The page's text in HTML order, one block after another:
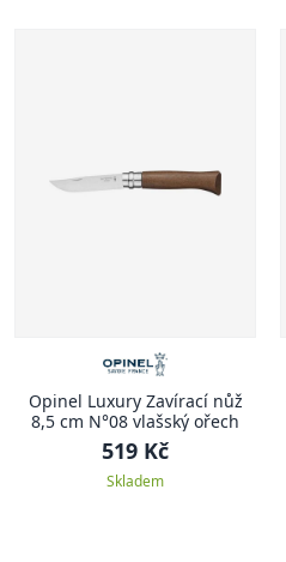
Opinel Luxury Zavírací nůž
8,5 cm N°08 vlašský ořech
519 Kč
Skladem